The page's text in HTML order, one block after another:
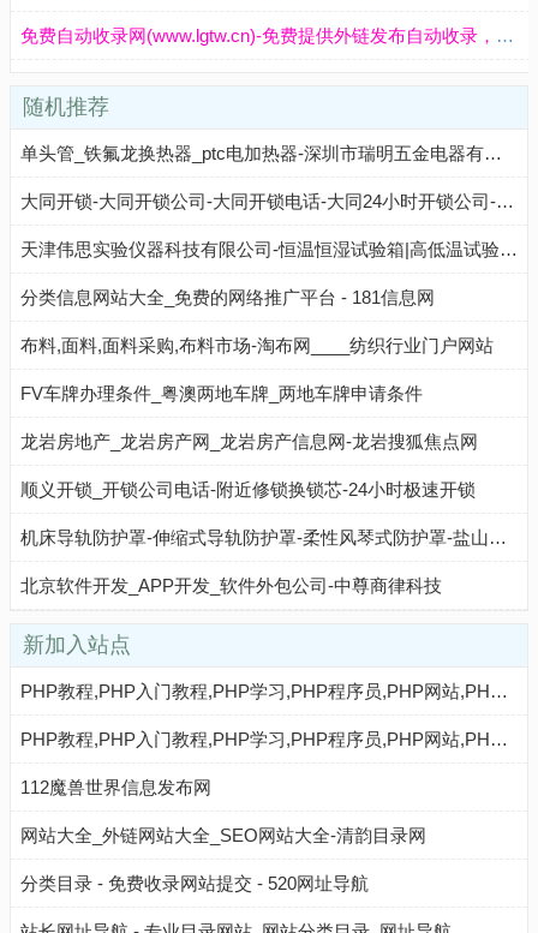
免费自动收录网(www.lgtw.cn)-免费提供外链发布自动收录，来路自动排第一位,欢迎和本站自助交换友情链,增加网站的外链与收录。
随机推荐
单头管_铁氟龙换热器_ptc电加热器-深圳市瑞明五金电器有限公司
大同开锁-大同开锁公司-大同开锁电话-大同24小时开锁公司-及时开官网
天津伟思实验仪器科技有限公司-恒温恒湿试验箱|高低温试验箱厂家定制
分类信息网站大全_免费的网络推广平台 - 181信息网
布料,面料,面料采购,布料市场-淘布网____纺织行业门户网站
FV车牌办理条件_粤澳两地车牌_两地车牌申请条件
龙岩房地产_龙岩房产网_龙岩房产信息网-龙岩搜狐焦点网
顺义开锁_开锁公司电话-附近修锁换锁芯-24小时极速开锁
机床导轨防护罩-伸缩式导轨防护罩-柔性风琴式防护罩-盐山华蒴机床
北京软件开发_APP开发_软件外包公司-中尊商律科技
新加入站点
PHP教程,PHP入门教程,PHP学习,PHP程序员,PHP网站,PHP视频教程,Mysql教程,CMS教程,AI收录网 - AI收录网
PHP教程,PHP入门教程,PHP学习,PHP程序员,PHP网站,PHP视频教程,Mysql教程,CMS教程,AI秒收录 - AI秒收录
112魔兽世界信息发布网
网站大全_外链网站大全_SEO网站大全-清韵目录网
分类目录 - 免费收录网站提交 - 520网址导航